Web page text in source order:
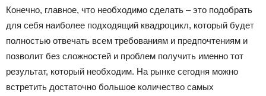
Конечно, главное, что необходимо сделать – это подобрать
для себя наиболее подходящий квадроцикл, который будет
полностью отвечать всем требованиям и предпочтениям и
позволит без сложностей и проблем получить именно тот
результат, который необходим. На рынке сегодня можно
встретить достаточно большое количество самых